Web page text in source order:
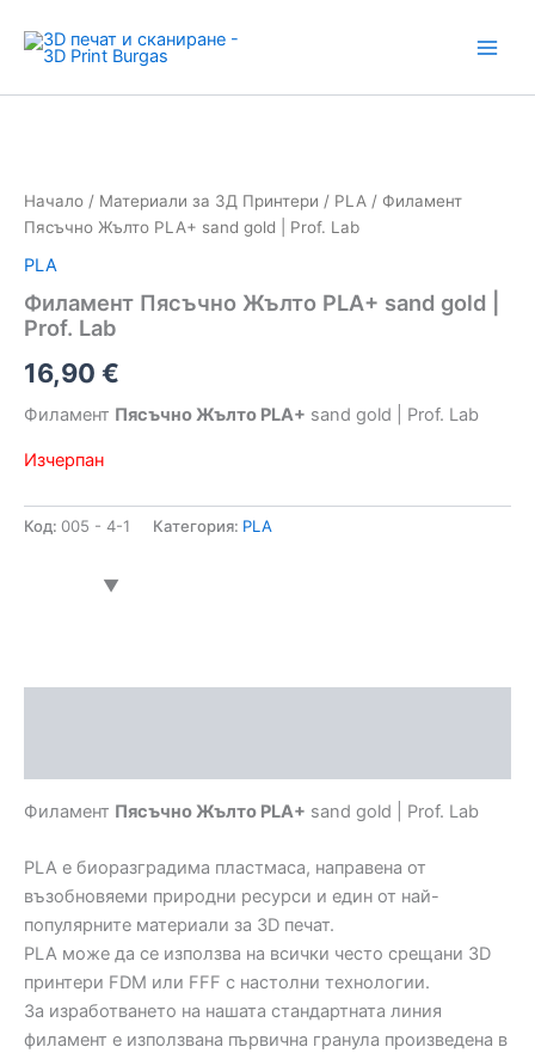
content
Начало / Материали за 3Д Принтери / PLA / Филамент
Пясъчно Жълто PLA+ sand gold | Prof. Lab
PLA
Филамент Пясъчно Жълто PLA+ sand gold |
Prof. Lab
16,90 €
Филамент Пясъчно Жълто PLA+ sand gold | Prof. Lab
Изчерпан
Код: 005 - 4-1 Категория: PLA
Филамент Пясъчно Жълто PLA+ sand gold | Prof. Lab
PLA е биоразградима пластмаса, направена от
възобновяеми природни ресурси и един от най-
популярните материали за 3D печат.
PLA може да се използва на всички често срещани 3D
принтери FDM или FFF с настолни технологии.
За изработването на нашата стандартната линия
филамент е използвана първична гранула произведена в